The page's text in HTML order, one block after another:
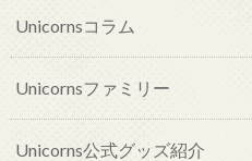
Unicornsコラム
Unicornsファミリー
Unicorns公式グッズ紹介